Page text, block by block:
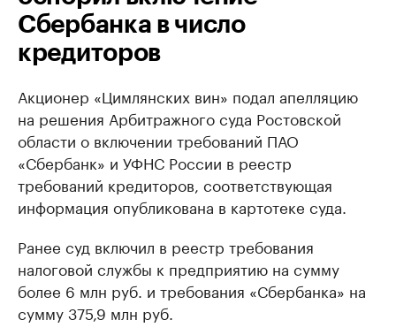
Сбербанка в число
кредиторов
Акционер «Цимлянских вин» подал апелляцию
на решения Арбитражного суда Ростовской
области о включении требований ПАО
«Сбербанк» и УФНС России в реестр
требований кредиторов, соответствующая
информация опубликована в картотеке суда.
Ранее суд включил в реестр требования
налоговой службы к предприятию на сумму
более 6 млн руб. и требования «Сбербанка» на
сумму 375,9 млн руб.